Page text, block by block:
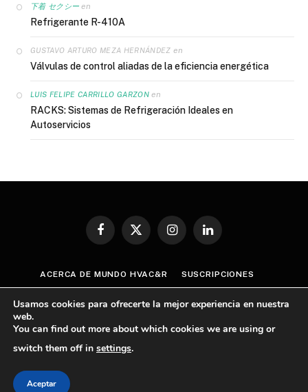
下着 セクシー en
Refrigerante R-410A
GUSTAVO ARTURO MEZA HERNÁNDEZ en
Válvulas de control aliadas de la eficiencia energética
LUIS FELIPE CARRILLO GARZONen
RACKS: Sistemas de Refrigeración Ideales en
Autoservicios
Facebook
X
InstagramLinkedIn
ACERCA DE MUNDO HVAC&R SUSCRIPCIONES
POLÍTICA GENERAL SOBRE CUMPLIMIENTO ANTICORRUPCIÓN
Usamos cookies para ofrecerte la mejor experiencia en nuestra
web.
You can find out more about which cookies we are using or
switch them off in settings.
Aceptar